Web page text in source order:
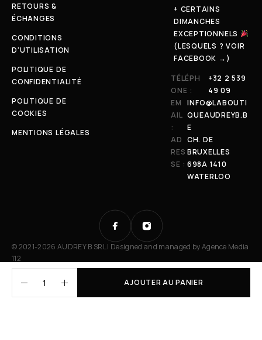
AJOUTER AU PANIER
RETOURS &
ÉCHANGES
CONDITIONS
D'UTILISATION
POLITIQUE DE
CONFIDENTIALITÉ
POLITIQUE DE
COOKIES
MENTIONS LÉGALES
+ CERTAINS
DIMANCHES
EXCEPTIONNELS
(LESQUELS ? VOIR
FACEBOOK →)
TÉLÉPH
ONE :
+32 2 539
49 09
EM
AIL
:
INFO@LABOUTI
QUEAUDREYB.B
E
AD
RES
SE :
CH. DE
BRUXELLES
698A 1410
WATERLOO
© 2021-2026 AUDREY B SRL | Designed and managed byAgence Media
112